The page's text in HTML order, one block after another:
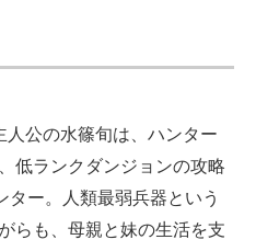
公の水篠旬は、ハンター
低ランクダンジョンの攻略
ター。人類最弱兵器という
らも、母親と妹の生活を支